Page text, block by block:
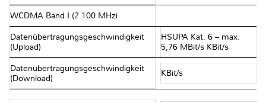
WCDMA Band I (2.100 MHz)
Datenübertragungsgeschwindigkeit
(Upload)
HSUPA Kat. 6 – max.
5,76 MBit/s KBit/s
Datenübertragungsgeschwindigkeit
(Download)
KBit/s